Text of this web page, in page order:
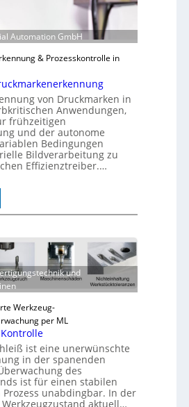
Automation GmbH
& Prozesskontrolle in
von Druckmarken in
Anwendungen,
frühzeitigen
und der autonome
Bedingungen
Bildverarbeitung zu
Effizienztreiber.…
g
und
Werkzeug-
per ML
ist eine unerwünschte
in der spanenden
des
ist für einen stabilen
unabdingbar. In der
aktuell…